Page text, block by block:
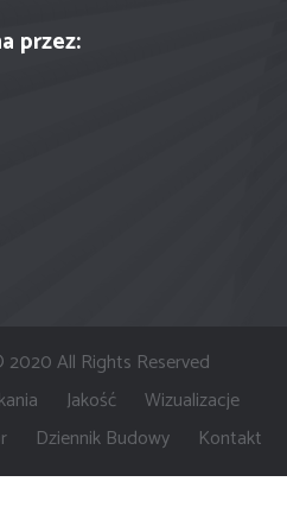
przez:
All Rights Reserved
Jakość
Wizualizacje
Dziennik Budowy Kontakt